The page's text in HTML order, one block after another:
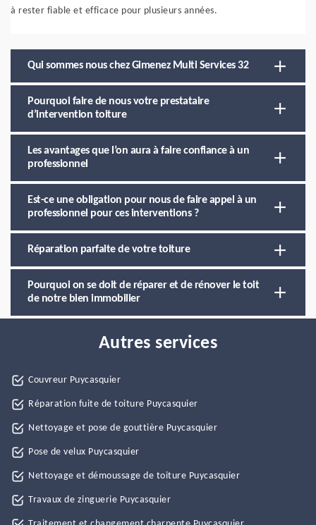
à rester fiable et efficace pour plusieurs années.
Qui sommes nous chez Gimenez Multi Services 32
Pourquoi faire de nous votre prestataire
d’intervention toiture
Les avantages que l’on aura à faire confiance à un
professionnel
Est-ce une obligation pour nous de faire appel à un
professionnel pour ces interventions ?
Réparation parfaite de votre toiture
Pourquoi on se doit de réparer et de rénover le toit
de notre bien immobilier
Autres services
Couvreur Puycasquier
Réparation fuite de toiture Puycasquier
Nettoyage et pose de gouttière Puycasquier
Pose de velux Puycasquier
Nettoyage et démoussage de toiture Puycasquier
Travaux de zinguerie Puycasquier